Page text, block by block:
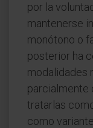
por la
mantenerse
monótono o
posterior ha
modalidades
parcialmente
tratarlas
como